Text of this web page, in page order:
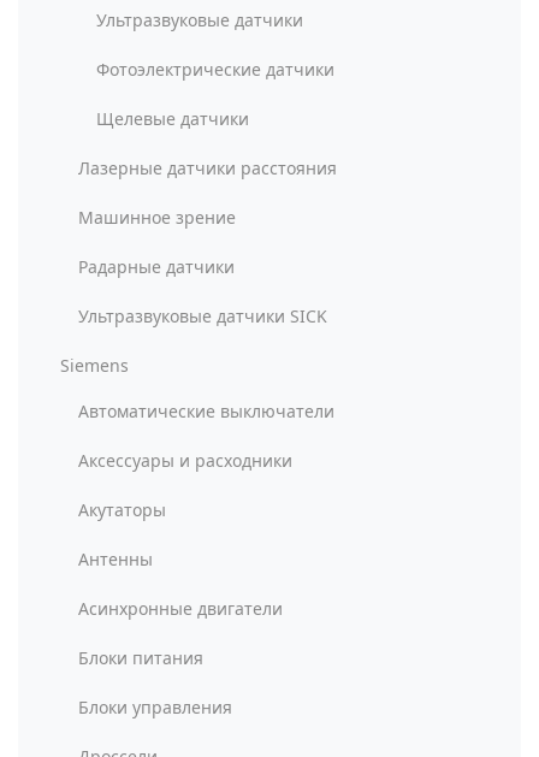
Ультразвуковые датчики
Фотоэлектрические датчики
Щелевые датчики
Лазерные датчики расстояния
Машинное зрение
Радарные датчики
Ультразвуковые датчики SICK
Siemens
Автоматические выключатели
Аксессуары и расходники
Акутаторы
Антенны
Асинхронные двигатели
Блоки питания
Блоки управления